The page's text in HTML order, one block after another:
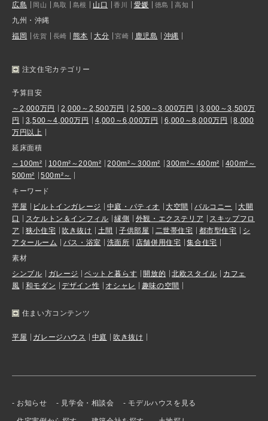
広島
岡山 鳥取 島根 山口 香川 愛媛 徳島 高知
九州・沖縄
福岡
佐賀 長崎 熊本 大分 宮崎 鹿児島 沖縄
注文住宅カテゴリー
予算目安
～2,000万円
2,000～2,500万円 2,500～3,000万円
3,000～3,500万
円
3,500～4,000万円 4,000～6,000万円 6,000～8,000万円
8,000
万円以上
延床面積
～100m²
100m²～200m² 200m²～300m² 300m²～400m²
400m²～
500m²
500m²～
キーワード
平屋
ビルトインガレージ 中庭・パティオ 大空間 バルコニー
大開
口
スケルトン＆インフィル 縁側 外観・エクステリア
スキップフロ
ア
狭小住宅 吹き抜け 土間 子供部屋 二世帯住宅 都市型住宅
シ
アタールーム
バス・浴室 洗面所 店舗併用住宅
集合住宅
素材
シンプル
ガレージ ペットと暮らす 開放的 北欧スタイル
カフェ
風
和モダン デザイン性 オシャレ 趣味の空間
住まい方コンテンツ
平屋 ガレージハウス 中庭 吹き抜け
お知らせ 見学会・相談会 モデルハウスを見る